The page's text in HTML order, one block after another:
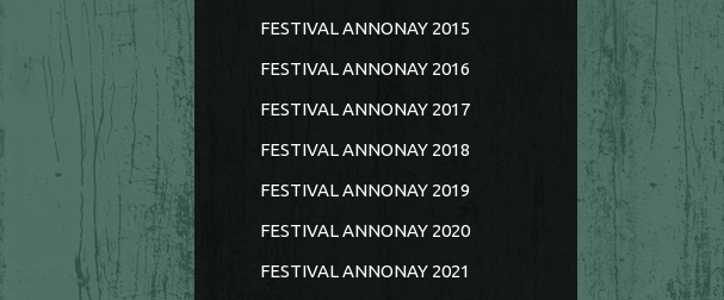
FESTIVAL ANNONAY 2015
FESTIVAL ANNONAY 2016
FESTIVAL ANNONAY 2017
FESTIVAL ANNONAY 2018
FESTIVAL ANNONAY 2019
FESTIVAL ANNONAY 2020
FESTIVAL ANNONAY 2021